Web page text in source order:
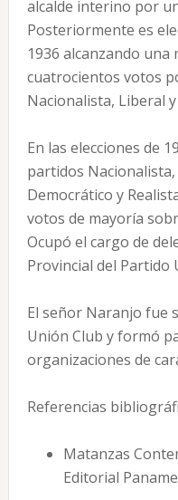
alcalde interino por
Posteriormente es
1936 alcanzando una
cuatrocientos votos
Nacionalista, Liberal
En las elecciones de
partidos
Democrático y
votos de mayoría
Ocupó el cargo de
Provincial del Partido
El señor Naranjo fue
Unión Club y formó
organizaciones de
Referencias
Matanzas
Editorial